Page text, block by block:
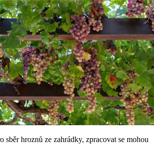
sběr hroznů ze zahrádky, zpracovat se mohou